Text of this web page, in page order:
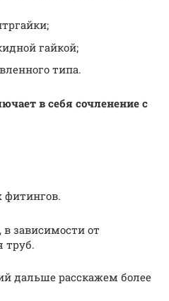
гайкой;
типа.
в себя сочленение с
фитингов.
зависимости от
труб.
дальше расскажем более